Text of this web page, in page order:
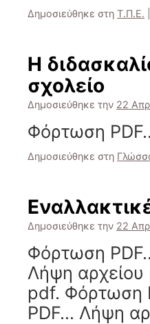
Δημοσιεύθηκε στη Τ.Π.Ε.
Η
σχολείο
Δημοσιεύθηκε την 22
Φόρτωση
Δημοσιεύθηκε στη
Δημοσιεύθηκε την 22
Φόρτωση
Λήψη
pdf. Φόρτωση
PDF… Λήψη